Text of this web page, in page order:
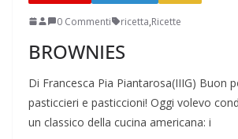
0 Commenti ricetta,Ricette
BROWNIES
Di Francesca Pia Piantarosa(IIIG) Buon
pasticcieri e pasticcioni! Oggi volevo
un classico della cucina americana: i